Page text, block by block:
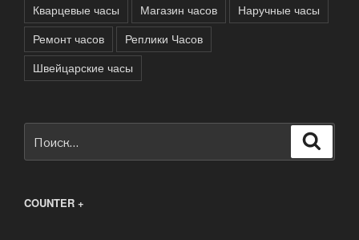
Кварцевые часы
Магазин часов
Наручные часы
Ремонт часов
Реплики Часов
Швейцарские часы
COUNTER +